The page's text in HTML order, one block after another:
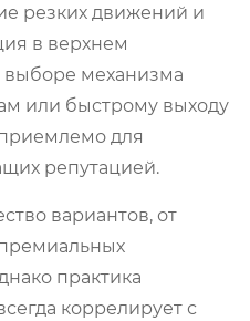
резких движений и
в верхнем
механизма
или быстрому выходу
для
репутацией.
вариантов, от
практика
коррелирует с